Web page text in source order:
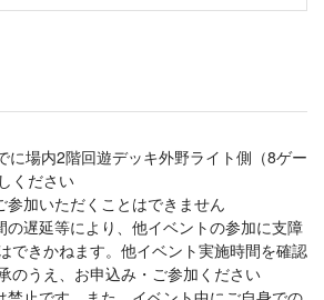
に場内2階回遊デッキ外野ライト側（8ゲー
ください
参加いただくことはできません
の遅延等により、他イベントの参加に支障
できかねます。他イベント実施時間を確認
のうえ、お申込み・ご参加ください